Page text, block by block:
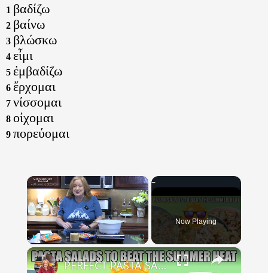
1 βαδίζω
2 βαίνω
3 βλώσκω
4 εἶμι
5 ἐμβαδίζω
6 ἔρχομαι
7 νίσσομαι
8 οἰχομαι
9 πορεύομαι
×
Play Unmute Fullscreen
Now Playing
×
PERFECT PASTA SALADS FOR YOUR SUMMER GET TOGETHERS